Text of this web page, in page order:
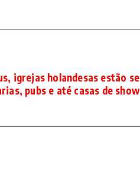
igrejas holandesas estão se
pubs e até casas de show